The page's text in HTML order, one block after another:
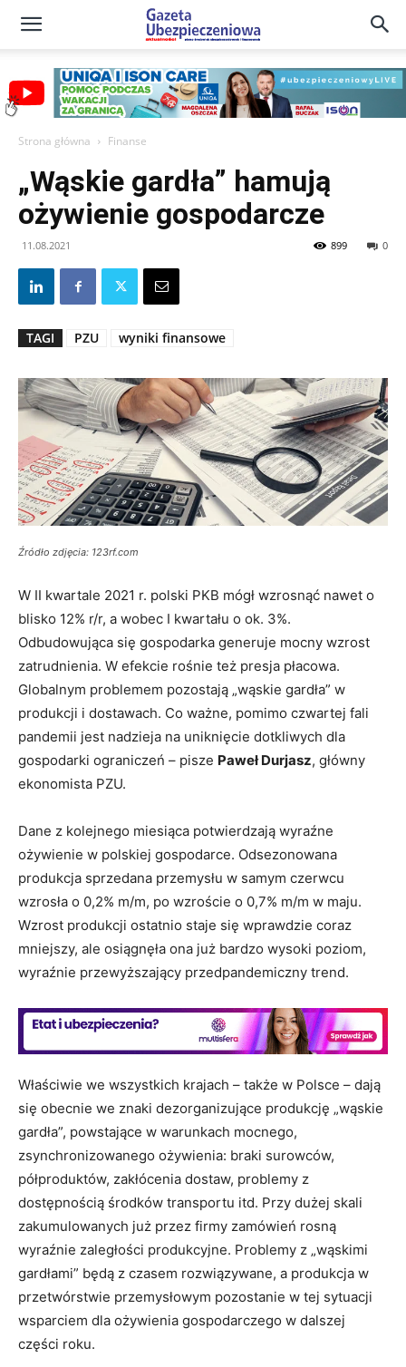
Gazeta
Ubezpieczeniowa
Portal
Strona główna Finanse
„Wąskie gardła” hamują
ożywienie gospodarcze
11.08.2021 0
899
TAGI PZU wyniki finansowe
Źródło zdjęcia: 123rf.com
W II kwartale 2021 r. polski PKB mógł wzrosnąć nawet o
blisko 12% r/r, a wobec I kwartału o ok. 3%.
Odbudowująca się gospodarka generuje mocny wzrost
zatrudnienia. W efekcie rośnie też presja płacowa.
Globalnym problemem pozostają „wąskie gardła” w
produkcji i dostawach. Co ważne, pomimo czwartej fali
pandemii jest nadzieja na uniknięcie dotkliwych dla
gospodarki ograniczeń – pisze Paweł Durjasz, główny
ekonomista PZU.
Dane z kolejnego miesiąca potwierdzają wyraźne
ożywienie w polskiej gospodarce. Odsezonowana
produkcja sprzedana przemysłu w samym czerwcu
wzrosła o 0,2% m/m, po wzroście o 0,7% m/m w maju.
Wzrost produkcji ostatnio staje się wprawdzie coraz
mniejszy, ale osiągnęła ona już bardzo wysoki poziom,
wyraźnie przewyższający przedpandemiczny trend.
Właściwie we wszystkich krajach – także w Polsce – dają
się obecnie we znaki dezorganizujące produkcję „wąskie
gardła”, powstające w warunkach mocnego,
zsynchronizowanego ożywienia: braki surowców,
półproduktów, zakłócenia dostaw, problemy z
dostępnością środków transportu itd. Przy dużej skali
zakumulowanych już przez firmy zamówień rosną
wyraźnie zaległości produkcyjne. Problemy z „wąskimi
gardłami” będą z czasem rozwiązywane, a produkcja w
przetwórstwie przemysłowym pozostanie w tej sytuacji
wsparciem dla ożywienia gospodarczego w dalszej
części roku.